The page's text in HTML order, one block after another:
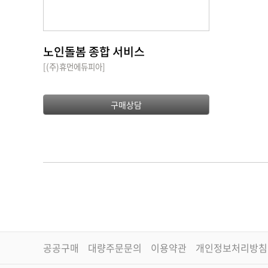
노인돌봄 종합 서비스
[(주)휴먼에듀피아]
구매상담
공공구매 대량주문문의 이용약관 개인정보처리방침